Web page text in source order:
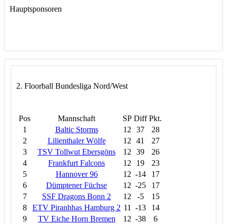
Hauptsponsoren
2. Floorball Bundesliga Nord/West
Pos Mannschaft SP Diff Pkt.
1
Baltic Storms 12 37
28
2
Lilienthaler Wölfe 12 41
27
3
TSV Tollwut Ebersgöns 12 39
26
4
Frankfurt Falcons 12 19
23
5
Hannover 96 12 -14
17
6
Dümptener Füchse 12 -25
17
7
SSF Dragons Bonn 2 12 -5
15
8
ETV Piranhhas Hamburg 2 11 -13
14
9
TV Eiche Horn Bremen 12 -38
6